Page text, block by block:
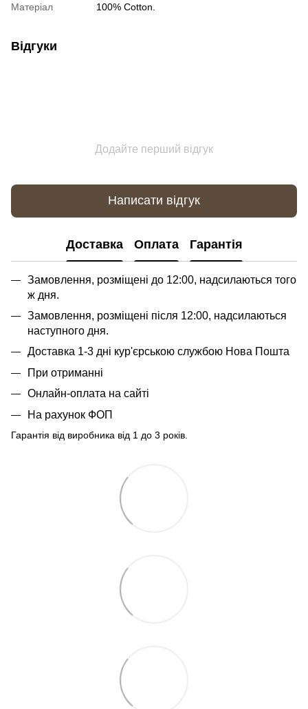
Матеріал
100% Cotton.
Відгуки
Додайте перший відгук
Написати відгук
Доставка Оплата Гарантія
Замовлення, розміщені до 12:00, надсилаються того
ж дня.
Замовлення, розміщені після 12:00, надсилаються
наступного дня.
Доставка 1-3 дні кур'єрською службою Нова Пошта
При отриманні
Онлайн-оплата на сайті
На рахунок ФОП
Гарантія від виробника від 1 до 3 років.